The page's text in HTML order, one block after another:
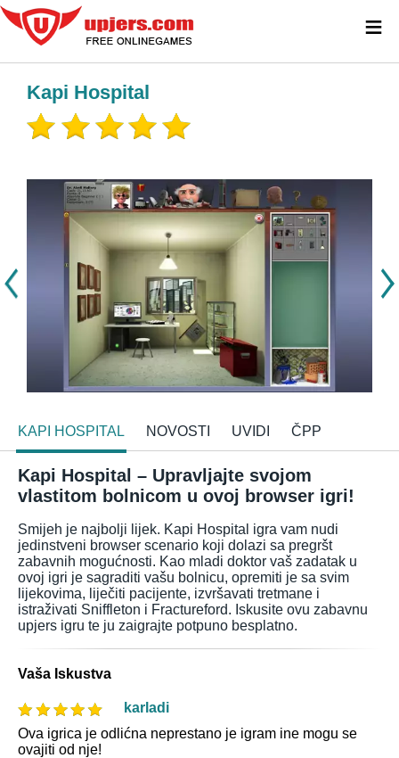
Kapi Hospital
KAPI HOSPITAL NOVOSTI UVIDI ČPP
Kapi Hospital – Upravljajte svojom
vlastitom bolnicom u ovoj browser igri!
Smijeh je najbolji lijek. Kapi Hospital igra vam nudi
jedinstveni browser scenario koji dolazi sa pregršt
zabavnih mogućnosti. Kao mladi doktor vaš zadatak u
ovoj igri je sagraditi vašu bolnicu, opremiti je sa svim
lijekovima, liječiti pacijente, izvršavati tretmane i
istraživati Sniffleton i Fractureford. Iskusite ovu zabavnu
upjers igru te ju zaigrajte potpuno besplatno.
Vaša Iskustva
karladi
Ova igrica je odlićna neprestano je igram ine mogu se
ovajiti od nje!
≡